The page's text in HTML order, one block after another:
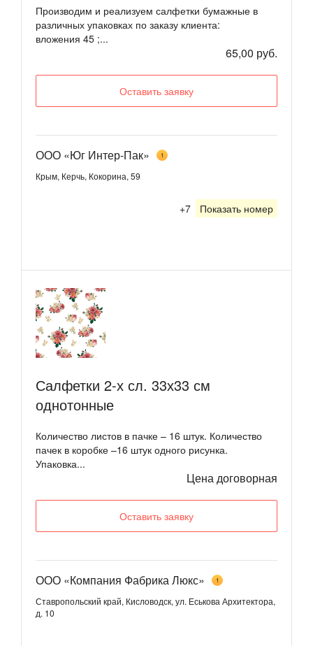
Производим и реализуем салфетки бумажные в
различных упаковках по заказу клиента:
вложения 45 ;...
65,00 руб.
Оставить заявку
ООО «Юг Интер-Пак» 1
Крым, Керчь, Кокорина, 59
+7 Показать номер
Салфетки 2-х сл. 33х33 см
однотонные
Количество листов в пачке – 16 штук. Количество
пачек в коробке –16 штук одного рисунка.
Упаковка...
Цена договорная
Оставить заявку
ООО «Компания Фабрика Люкс» 1
Ставропольский край, Кисловодск, ул. Еськова Архитектора,
д. 10